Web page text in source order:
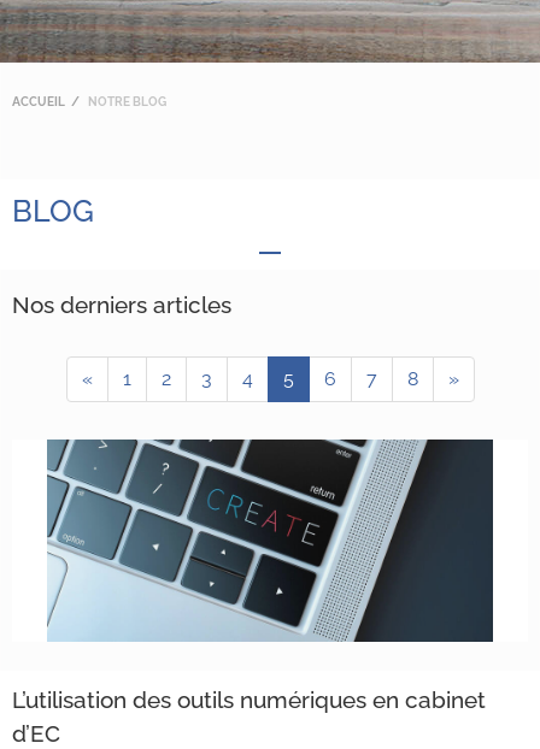
ACCUEIL NOTRE BLOG
BLOG
Nos derniers articles
« 1 2 3 4 5 6 7 8 »
L’utilisation des outils numériques en cabinet
d’EC